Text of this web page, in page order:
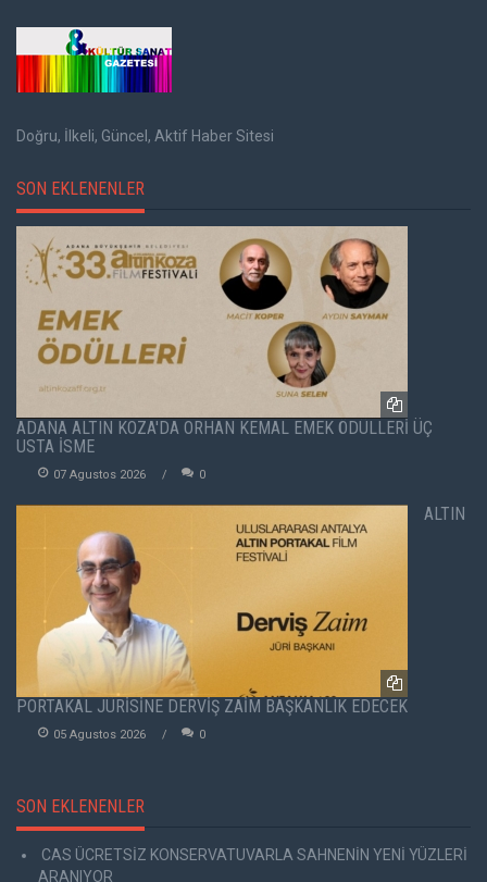
Doğru, İlkeli, Güncel, Aktif Haber Sitesi
SON EKLENENLER
ADANA ALTIN KOZA'DA ORHAN KEMAL EMEK ÖDÜLLERİ ÜÇ
USTA İSME
07 Agustos 2026 0
ALTIN
PORTAKAL JÜRİSİNE DERVİŞ ZAİM BAŞKANLIK EDECEK
05 Agustos 2026 0
SON EKLENENLER
CAS ÜCRETSİZ KONSERVATUVARLA SAHNENİN YENİ YÜZLERİ
ARANIYOR